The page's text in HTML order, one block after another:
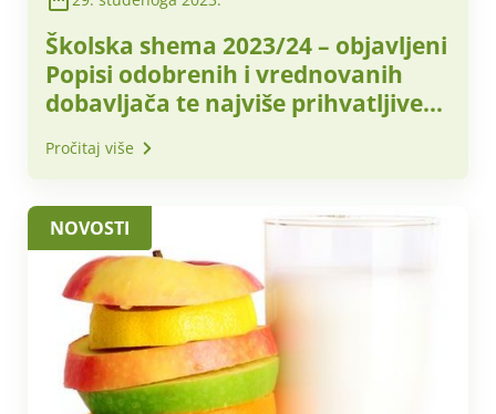
Školska shema 2023/24 – objavljeni
Popisi odobrenih i vrednovanih
dobavljača te najviše prihvatljive
razdoblje – prosinac 2023. godine
Pročitaj više
NOVOSTI